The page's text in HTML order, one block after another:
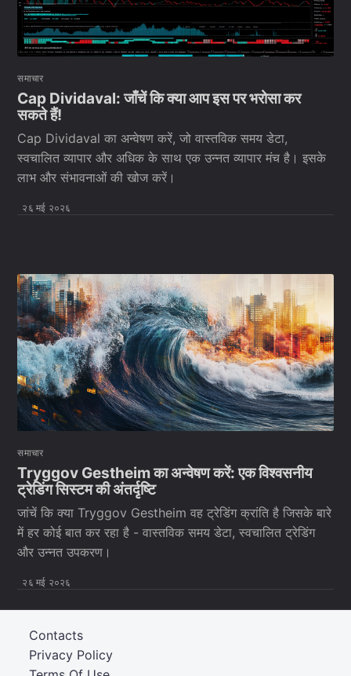
समाचार
Cap Dividaval: जाँचें कि क्या आप इस पर भरोसा कर
सकते हैं!
Cap Dividaval का अन्वेषण करें, जो वास्तविक समय डेटा,
स्वचालित व्यापार और अधिक के साथ एक उन्नत व्यापार मंच है। इसके
लाभ और संभावनाओं की खोज करें।
२६ मई २०२६
समाचार
Tryggov Gestheim का अन्वेषण करें: एक विश्वसनीय
ट्रेडिंग सिस्टम की अंतर्दृष्टि
जांचें कि क्या Tryggov Gestheim वह ट्रेडिंग क्रांति है जिसके बारे
में हर कोई बात कर रहा है - वास्तविक समय डेटा, स्वचालित ट्रेडिंग
और उन्नत उपकरण।
२६ मई २०२६
Privacy Policy
Contacts